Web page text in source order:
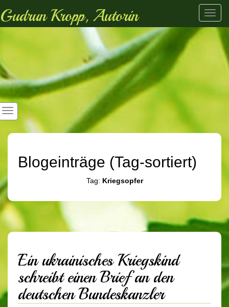
Gudrun Kropp, Autorin
Blogeinträge (Tag-sortiert)
Tag: Kriegsopfer
Ein ukrainisches Kriegskind
schreibt einen Brief an den
deutschen Bundeskanzler